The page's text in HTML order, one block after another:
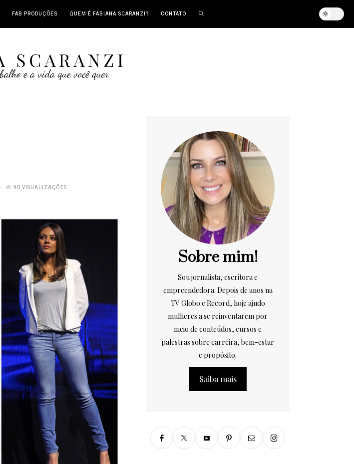
FAB PRODUÇÕES QUEM É FABIANA SCARANZI? CONTATO
90 VISUALIZAÇÕES
Sobre mim!
Sou jornalista, escritora e
empreendedora. Depois de anos na
TV Globo e Record, hoje ajudo
mulheres a se reinventarem por
meio de conteúdos, cursos e
palestras sobre carreira, bem-estar
e propósito.
Saiba mais